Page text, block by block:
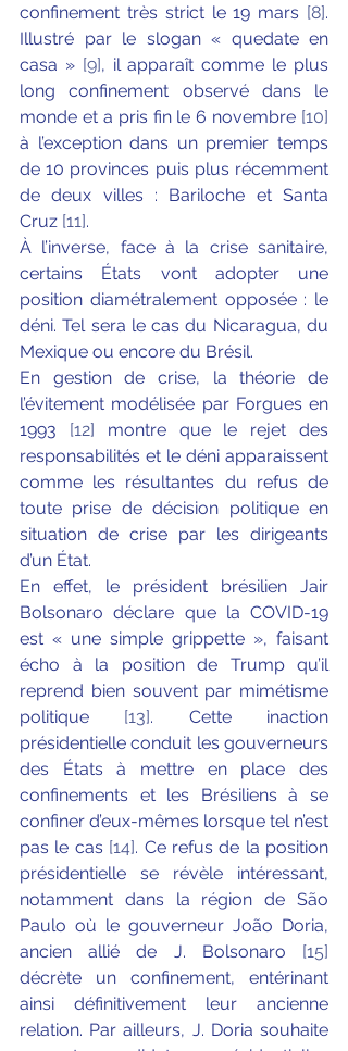
confinement très strict le 19 mars [8].
Illustré par le slogan « quedate en
casa » [9], il apparaît comme le plus
long confinement observé dans le
monde et a pris fin le 6 novembre [10]
à l’exception dans un premier temps
de 10 provinces puis plus récemment
de deux villes : Bariloche et Santa
Cruz [11].
À l’inverse, face à la crise sanitaire,
certains États vont adopter une
position diamétralement opposée : le
déni. Tel sera le cas du Nicaragua, du
Mexique ou encore du Brésil.
En gestion de crise, la théorie de
l’évitement modélisée par Forgues en
1993 [12] montre que le rejet des
responsabilités et le déni apparaissent
comme les résultantes du refus de
toute prise de décision politique en
situation de crise par les dirigeants
d’un État.
En effet, le président brésilien Jair
Bolsonaro déclare que la COVID-19
est « une simple grippette », faisant
écho à la position de Trump qu’il
reprend bien souvent par mimétisme
politique [13]. Cette inaction
présidentielle conduit les gouverneurs
des États à mettre en place des
confinements et les Brésiliens à se
confiner d’eux-mêmes lorsque tel n’est
pas le cas [14]. Ce refus de la position
présidentielle se révèle intéressant,
notamment dans la région de São
Paulo où le gouverneur João Doria,
ancien allié de J. Bolsonaro [15]
décrète un confinement, entérinant
ainsi définitivement leur ancienne
relation. Par ailleurs, J. Doria souhaite